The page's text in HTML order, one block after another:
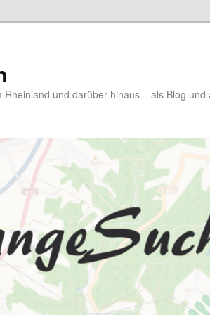
und darüber hinaus – als Blog und